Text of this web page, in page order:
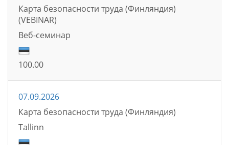
Карта безопасности труда (Финляндия)
(VEBINAR)
Bеб-семинаp
100.00
07.09.2026
Карта безопасности труда (Финляндия)
Tallinn